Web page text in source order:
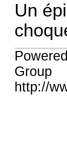
Un
Group
http://